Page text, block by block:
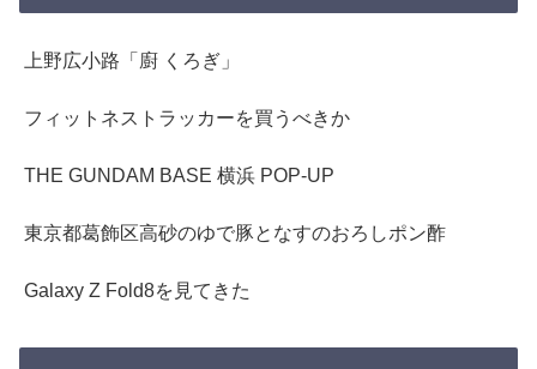
上野広小路「廚 くろぎ」
フィットネストラッカーを買うべきか
THE GUNDAM BASE 横浜 POP-UP
東京都葛飾区高砂のゆで豚となすのおろしポン酢
Galaxy Z Fold8を見てきた